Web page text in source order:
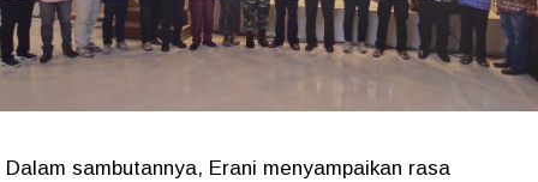
Dalam sambutannya, Erani menyampaikan rasa